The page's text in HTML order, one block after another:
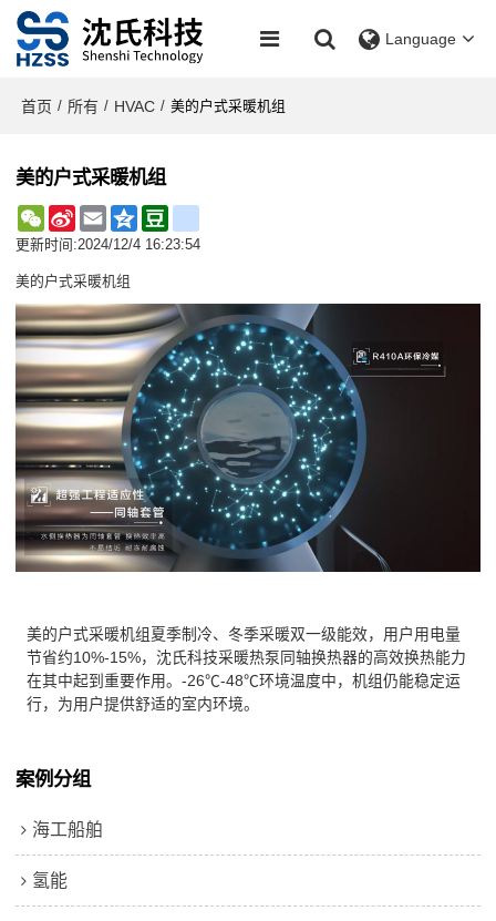
Language
首页 / 所有 / HVAC / 美的户式采暖机组
美的户式采暖机组
WeChat
Sina
Weibo
Email Qzone
更新时间:2024/12/4 16:23:54
美的户式采暖机组
美的户式采暖机组夏季制冷、冬季采暖双一级能效，用户用电量
节省约10%-15%，沈氏科技采暖热泵同轴换热器的高效换热能力
在其中起到重要作用。-26℃-48℃环境温度中，机组仍能稳定运
行，为用户提供舒适的室内环境。
案例分组
海工船舶
氢能